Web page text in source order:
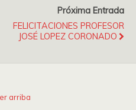
Próxima Entrada
FELICITACIONES PROFESOR
JOSÉ LOPEZ CORONADO
arriba